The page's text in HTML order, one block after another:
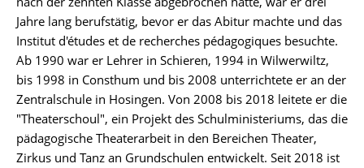
Jahre lang berufstätig, bevor er das Abitur machte und das
Institut d'études et de recherches pédagogiques besuchte.
Ab 1990 war er Lehrer in Schieren, 1994 in Wilwerwiltz,
bis 1998 in Consthum und bis 2008 unterrichtete er an der
Zentralschule in Hosingen. Von 2008 bis 2018 leitete er die
"Theaterschoul", ein Projekt des Schulministeriums, das die
pädagogische Theaterarbeit in den Bereichen Theater,
Zirkus und Tanz an Grundschulen entwickelt. Seit 2018 ist